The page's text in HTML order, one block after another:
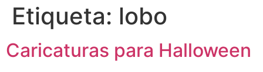
Etiqueta: lobo
Caricaturas para Halloween